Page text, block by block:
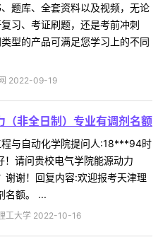
题库、全套资料以及视频，无论
习、考证刷题，还是考前冲刺
型的产品可满足您学习上的不同
2022-09-19
非全日制）专业有调剂名额
与自动化学院提问人:18***94时
请问贵校电气学院能源动力
谢谢！回复内容:欢迎报考天津理
名额。 ...
工大学 2022-10-16